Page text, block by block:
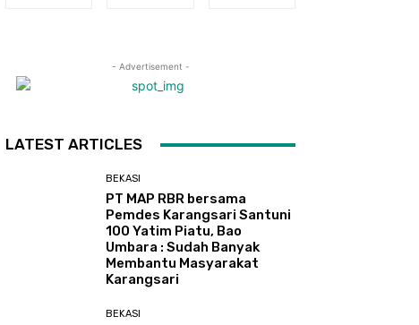
- Advertisement -
LATEST ARTICLES
BEKASI
PT MAP RBR bersama
Pemdes Karangsari Santuni
100 Yatim Piatu, Bao
Umbara : Sudah Banyak
Membantu Masyarakat
Karangsari
BEKASI